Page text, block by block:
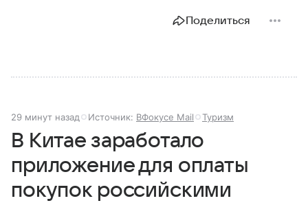
Поделиться
29 минут назад Источник: ВФокусе Mail Туризм
В Китае заработало
приложение для оплаты
покупок российскими